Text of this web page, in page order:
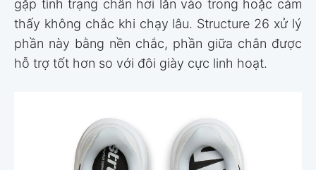
gặp tình trạng chân hơi lăn vào trong hoặc cảm
thấy không chắc khi chạy lâu. Structure 26 xử lý
phần này bằng nền chắc, phần giữa chân được
hỗ trợ tốt hơn so với đôi giày cực linh hoạt.